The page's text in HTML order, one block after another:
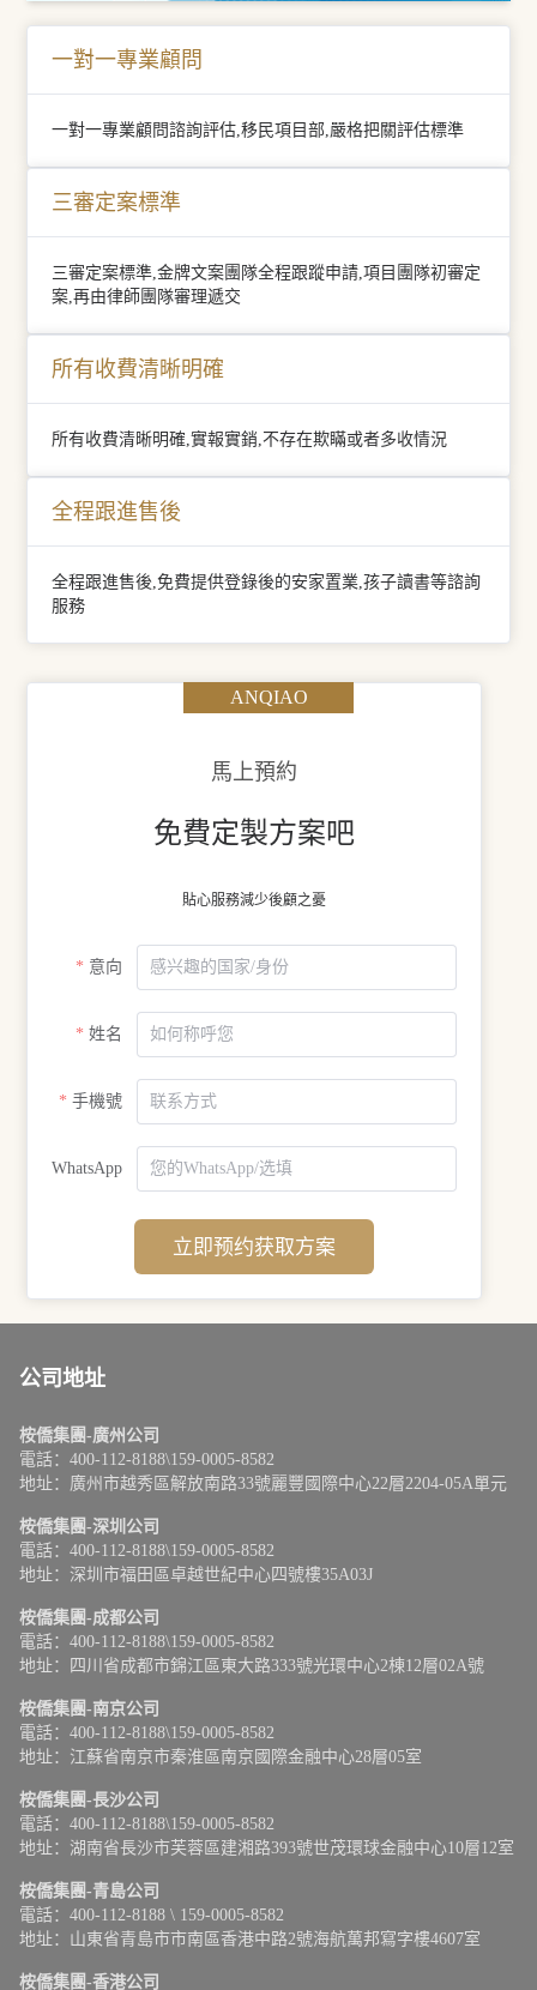
一對一專業顧問
一對一專業顧問諮詢評估,移民項目部,嚴格把關評估標準
三審定案標準
三審定案標準,金牌文案團隊全程跟蹤申請,項目團隊初審定
案,再由律師團隊審理遞交
所有收費清晰明確
所有收費清晰明確,實報實銷,不存在欺瞞或者多收情況
全程跟進售後
全程跟進售後,免費提供登錄後的安家置業,孩子讀書等諮詢
服務
ANQIAO
馬上預約
免費定製方案吧
貼心服務減少後顧之憂
意向
姓名
手機號
WhatsApp
立即预约获取方案
公司地址
桉僑集團-廣州公司
電話：400-112-8188\159-0005-8582
地址：廣州市越秀區解放南路33號麗豐國際中心22層2204-05A單元
桉僑集團-深圳公司
電話：400-112-8188\159-0005-8582
地址：深圳市福田區卓越世紀中心四號樓35A03J
桉僑集團-成都公司
電話：400-112-8188\159-0005-8582
地址：四川省成都市錦江區東大路333號光環中心2棟12層02A號
桉僑集團-南京公司
電話：400-112-8188\159-0005-8582
地址：江蘇省南京市秦淮區南京國際金融中心28層05室
桉僑集團-長沙公司
電話：400-112-8188\159-0005-8582
地址：湖南省長沙市芙蓉區建湘路393號世茂環球金融中心10層12室
桉僑集團-青島公司
電話：400-112-8188 \ 159-0005-8582
地址：山東省青島市市南區香港中路2號海航萬邦寫字樓4607室
桉僑集團-香港公司